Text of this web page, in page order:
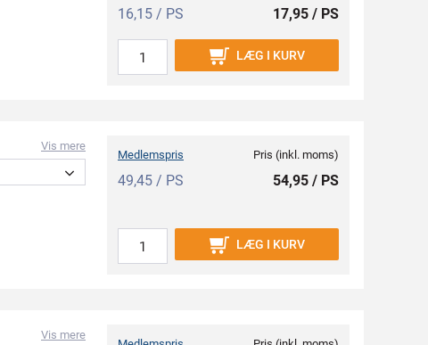
16,15 / PS 17,95 / PS
LÆG I KURV
Vis mere
Medlemspris
49,45 / PS
Pris (inkl. moms)
54,95 / PS
LÆG I KURV
Vis mere